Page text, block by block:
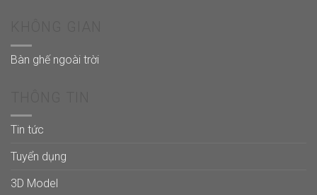
Bàn ghế ngoài trời
Tin tức
Tuyển dụng
3D Model